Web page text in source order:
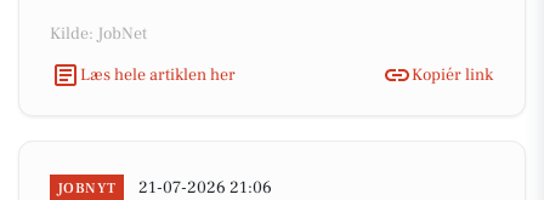
Kilde: JobNet
Læs hele artiklen her
Kopiér link
JOBNYT 21-07-2026 21:06